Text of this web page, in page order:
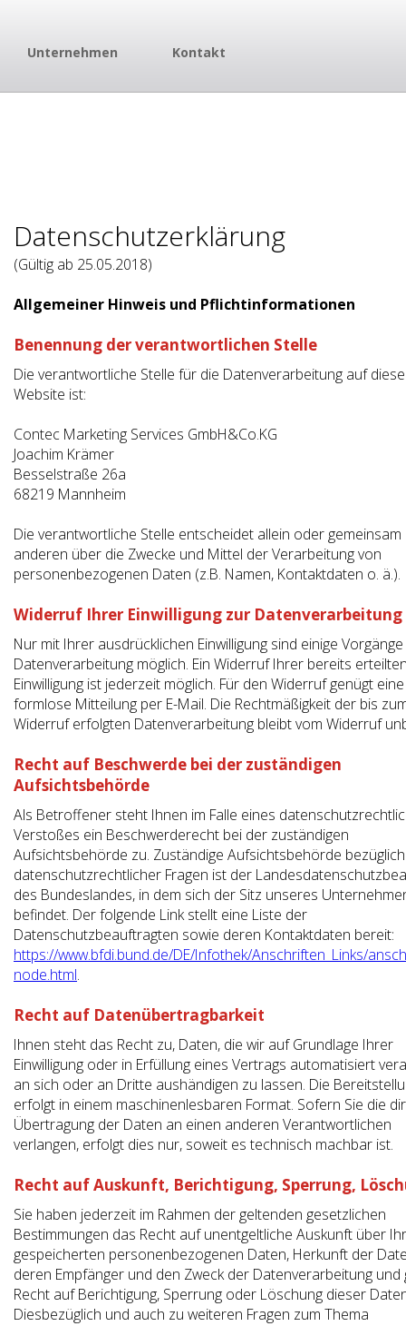
Unternehmen Kontakt
Datenschutzerklärung
(Gültig ab 25.05.2018)
Allgemeiner Hinweis und Pflichtinformationen
Benennung der verantwortlichen Stelle
Die verantwortliche Stelle für die Datenverarbeitung auf
Website ist:
Contec Marketing Services GmbH&Co.KG
Joachim Krämer
Besselstraße 26a
68219 Mannheim
Die verantwortliche Stelle entscheidet allein oder gemeinsam
anderen über die Zwecke und Mittel der Verarbeitung von
personenbezogenen Daten (z.B. Namen, Kontaktdaten o. ä.).
Widerruf Ihrer Einwilligung zur Datenverarbeitung
Nur mit Ihrer ausdrücklichen Einwilligung sind einige
Datenverarbeitung möglich. Ein Widerruf Ihrer bereits
Einwilligung ist jederzeit möglich. Für den Widerruf genügt eine
formlose Mitteilung per E-Mail. Die Rechtmäßigkeit der bis
Widerruf erfolgten Datenverarbeitung bleibt vom Widerruf
Recht auf Beschwerde bei der zuständigen
Aufsichtsbehörde
Als Betroffener steht Ihnen im Falle eines
Verstoßes ein Beschwerderecht bei der zuständigen
Aufsichtsbehörde zu. Zuständige Aufsichtsbehörde bezüglich
datenschutzrechtlicher Fragen ist der
des Bundeslandes, in dem sich der Sitz unseres
befindet. Der folgende Link stellt eine Liste der
Datenschutzbeauftragten sowie deren Kontaktdaten bereit:
https://www.bfdi.bund.de/DE/Infothek/Anschriften_Links/
node.html.
Recht auf Datenübertragbarkeit
Ihnen steht das Recht zu, Daten, die wir auf Grundlage Ihrer
Einwilligung oder in Erfüllung eines Vertrags automatisiert
an sich oder an Dritte aushändigen zu lassen. Die
erfolgt in einem maschinenlesbaren Format. Sofern Sie die
Übertragung der Daten an einen anderen Verantwortlichen
verlangen, erfolgt dies nur, soweit es technisch machbar ist.
Recht auf Auskunft, Berichtigung, Sperrung,
Sie haben jederzeit im Rahmen der geltenden gesetzlichen
Bestimmungen das Recht auf unentgeltliche Auskunft über
gespeicherten personenbezogenen Daten, Herkunft der
deren Empfänger und den Zweck der Datenverarbeitung und
Recht auf Berichtigung, Sperrung oder Löschung dieser
Diesbezüglich und auch zu weiteren Fragen zum Thema